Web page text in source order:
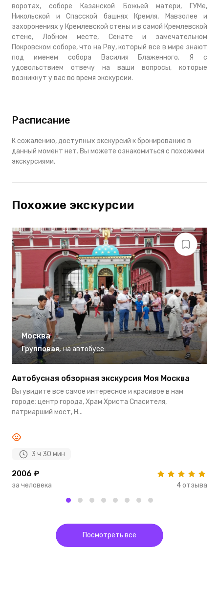
воротах, соборе Казанской Божьей матери, ГУМе,
Никольской и Спасской башнях Кремля, Мавзолее и
захоронениях у Кремлевской стены и в самой Кремлевской
стене, Лобном месте, Сенате и замечательном
Покровском соборе, что на Рву, который все в мире знают
под именем собора Василия Блаженного. Я с
удовольствием отвечу на ваши вопросы, которые
возникнут у вас во время экскурсии.
Расписание
К сожалению, доступных экскурсий к бронированию в
данный момент нет. Вы можете ознакомиться с похожими
экскурсиями.
Похожие экскурсии
Москва
Групповая, на автобусе
Автобусная обзорная экскурсия Моя Москва
Вы увидите все самое интересное и красивое в нам
городе: центр города, Храм Христа Спасителя,
патриарший мост, Н...
3 ч 30 мин
2006 ₽
за человека 4 отзыва
Посмотреть все